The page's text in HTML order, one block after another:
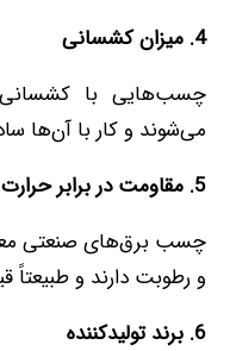
4. میزان کشسانی
چسب‌هایی با کشسانی
می‌شوند و کار با آن‌ها
5. مقاومت در برابر حرارت و رطوبت
چسب برق‌های صنعتی
و رطوبت دارند و
6. برند تولیدکننده